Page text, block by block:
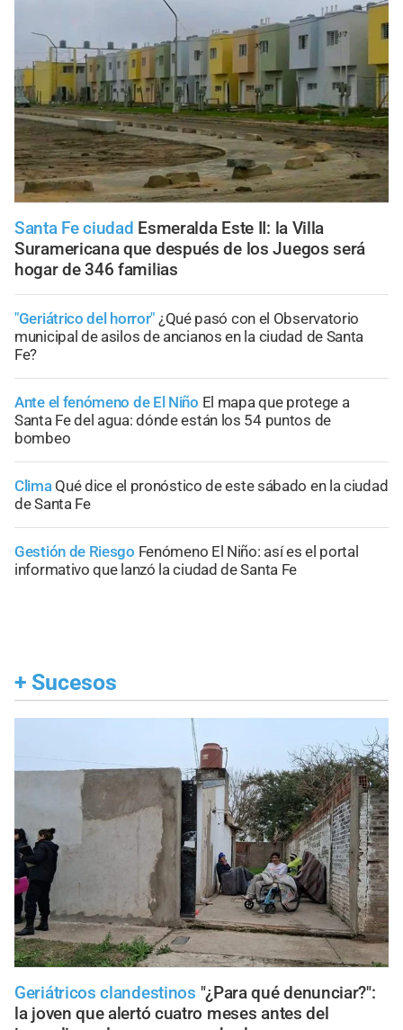
Santa Fe ciudad Esmeralda Este II: la Villa
Suramericana que después de los Juegos será
hogar de 346 familias
"Geriátrico del horror" ¿Qué pasó con el Observatorio
municipal de asilos de ancianos en la ciudad de Santa
Fe?
Ante el fenómeno de El Niño El mapa que protege a
Santa Fe del agua: dónde están los 54 puntos de
bombeo
Clima Qué dice el pronóstico de este sábado en la ciudad
de Santa Fe
Gestión de Riesgo Fenómeno El Niño: así es el portal
informativo que lanzó la ciudad de Santa Fe
+ Sucesos
Geriátricos clandestinos "¿Para qué denunciar?":
la joven que alertó cuatro meses antes del